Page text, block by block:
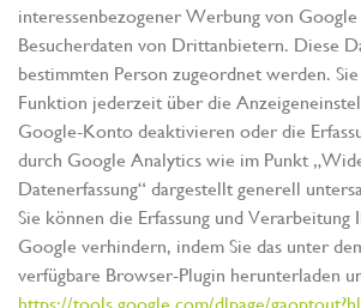
interessenbezogener Werbung von
Besucherdaten von Drittanbietern. Diese
bestimmten Person zugeordnet werden.
Funktion jederzeit über die
Google-Konto deaktivieren oder die
durch Google Analytics wie im Punkt
Datenerfassung“ dargestellt generell
Sie können die Erfassung und Verarbeitung
Google verhindern, indem Sie das unter
verfügbare Browser-Plugin herunterladen